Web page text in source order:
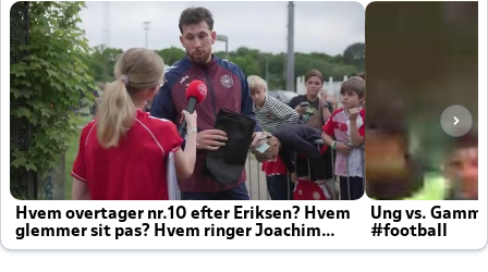
Hvem overtager nr.10 efter Eriksen? Hvem
glemmer sit pas? Hvem ringer Joachim
altid til efter kampe?
Ung vs.
#football